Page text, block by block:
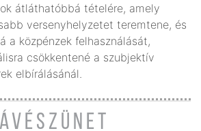
átláthatóbbá tételére, amely
versenyhelyzetet teremtene, és
a közpénzek felhasználását,
csökkentené a szubjektív
elbírálásánál.